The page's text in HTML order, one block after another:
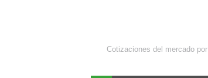
Cotizaciones del mercado por